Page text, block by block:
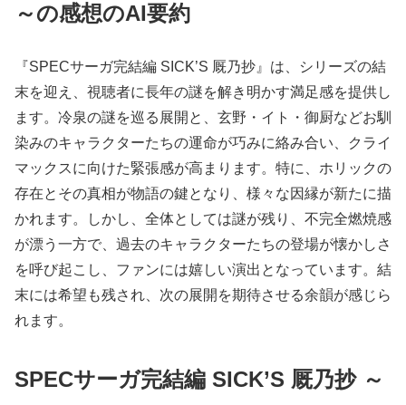
～の感想のAI要約
『SPECサーガ完結編 SICK’S 厩乃抄』は、シリーズの結
末を迎え、視聴者に長年の謎を解き明かす満足感を提供し
ます。冷泉の謎を巡る展開と、玄野・イト・御厨などお馴
染みのキャラクターたちの運命が巧みに絡み合い、クライ
マックスに向けた緊張感が高まります。特に、ホリックの
存在とその真相が物語の鍵となり、様々な因縁が新たに描
かれます。しかし、全体としては謎が残り、不完全燃焼感
が漂う一方で、過去のキャラクターたちの登場が懐かしさ
を呼び起こし、ファンには嬉しい演出となっています。結
末には希望も残され、次の展開を期待させる余韻が感じら
れます。
SPECサーガ完結編 SICK’S 厩乃抄 ～